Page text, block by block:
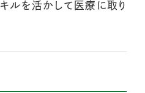
ルを活かして医療に取り